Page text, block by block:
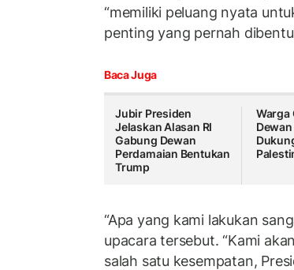
“memiliki peluang nyata
penting yang pernah
Baca Juga
Jubir Presiden
Jelaskan Alasan RI
Gabung Dewan
Perdamaian Bentukan
Trump
Warga
“Apa yang kami lakukan
upacara tersebut. “Kami
salah satu kesempatan,